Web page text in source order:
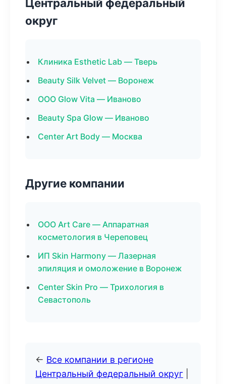
Центральный федеральный
округ
Клиника Esthetic Lab — Тверь
Beauty Silk Velvet — Воронеж
ООО Glow Vita — Иваново
Beauty Spa Glow — Иваново
Center Art Body — Москва
Другие компании
ООО Art Care — Аппаратная
косметология в Череповец
ИП Skin Harmony — Лазерная
эпиляция и омоложение в Воронеж
Center Skin Pro — Трихология в
Севастополь
← Все компании в регионе
Центральный федеральный округ